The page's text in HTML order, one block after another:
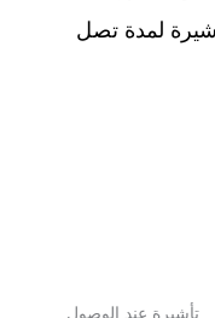
لمدة تصل
تأشيرة عند الوصول